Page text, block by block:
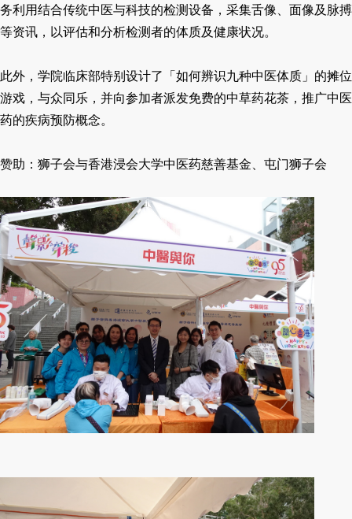
务利用结合传统中医与科技的检测设备，采集舌像、面像及脉搏
等资讯，以评估和分析检测者的体质及健康状况。
此外，学院临床部特别设计了「如何辨识九种中医体质」的摊位
游戏，与众同乐，并向参加者派发免费的中草药花茶，推广中医
药的疾病预防概念。
赞助：狮子会与香港浸会大学中医药慈善基金、屯门狮子会